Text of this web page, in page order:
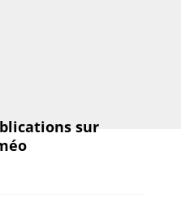
sur